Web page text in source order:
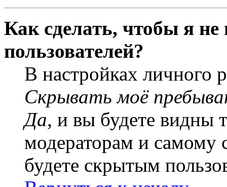
Как сделать, чтобы я
пользователей?
В настройках личного
Скрывать моё
Да, и вы будете видны
модераторам и самому
будете скрытым